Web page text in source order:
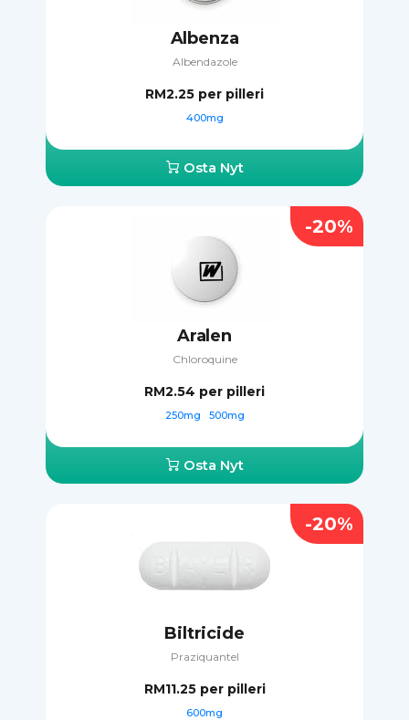
Albenza
Albendazole
RM2.25 per pilleri
400mg
Osta Nyt
Aralen
Chloroquine
RM2.54 per pilleri
250mg 500mg
Osta Nyt
-20%
Biltricide
Praziquantel
RM11.25 per pilleri
600mg
-20%